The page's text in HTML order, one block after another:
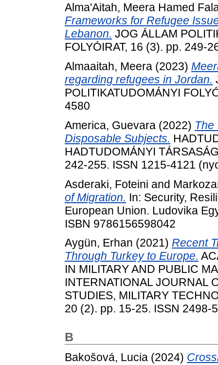
Alma'Aitah, Meera Hamed
Frameworks for Refugee
Lebanon. JOG ÁLLAM
FOLYÓIRAT, 16 (3). pp. 249-
Almaaitah, Meera (2023)
regarding refugees in Jordan.
POLITIKATUDOMÁNYI
4580
America, Guevara (2022) The
Disposable Subjects.
HADTUDOMÁNYI
242-255. ISSN 1215-4121
Asderaki, Foteini and
of Migration. In: Security,
European Union. Ludovika
ISBN 9786156598042
Aygün, Erhan (2021) Recent
Through Turkey to Europe.
IN MILITARY AND PUBLIC
INTERNATIONAL JOURNAL
STUDIES, MILITARY
20 (2). pp. 15-25. ISSN
B
Bakošová, Lucia (2024)